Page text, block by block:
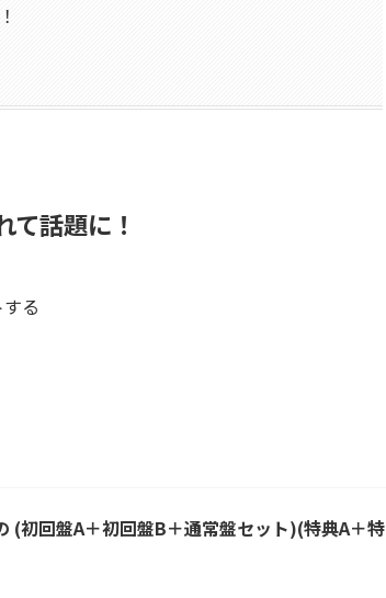
話題に！
る
(初回盤A＋初回盤B＋通常盤セット)(特典A＋特